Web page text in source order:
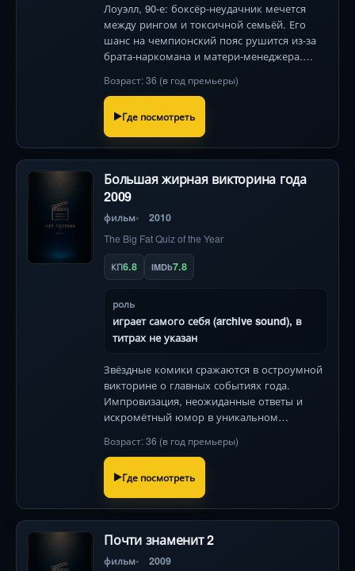
Лоуэлл, 90-е: боксёр-неудачник мечется
между рингом и токсичной семьёй. Его
шанс на чемпионский пояс рушится из-за
брата-наркомана и матери-менеджера.
Возраст: 36 (в год премьеры)
Где посмотреть
Большая жирная викторина года
2009
фильм 2010
The Big Fat Quiz of the Year
КП6.8 IMDb7.8
роль
играет самого себя (archive sound), в
титрах не указан
Звёздные комики сражаются в остроумной
викторине о главных событиях года.
Импровизация, неожиданные ответы и
искромётный юмор в уникальном
Возраст: 36 (в год премьеры)
Где посмотреть
Почти знаменит 2
фильм 2009